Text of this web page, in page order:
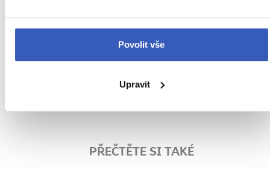
Povolit vše
Upravit
Objevte kraj pod Olympem
Vyberte si jeden z našich5 zájezdů do Řecka
PŘEČTĚTE SI TAKÉ